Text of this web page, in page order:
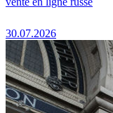
30.07.2026